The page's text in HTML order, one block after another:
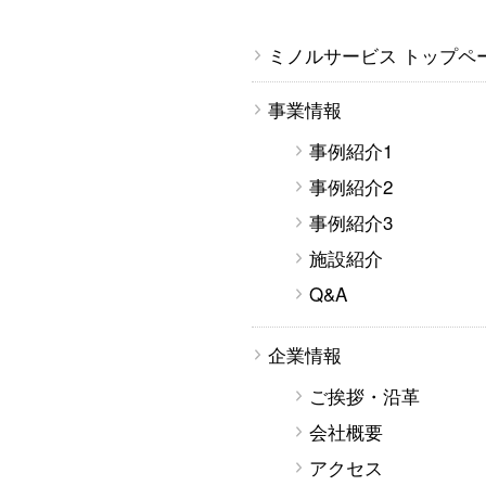
ミノルサービス トップペ
事業情報
事例紹介1
事例紹介2
事例紹介3
施設紹介
Q&A
企業情報
ご挨拶・沿革
会社概要
アクセス